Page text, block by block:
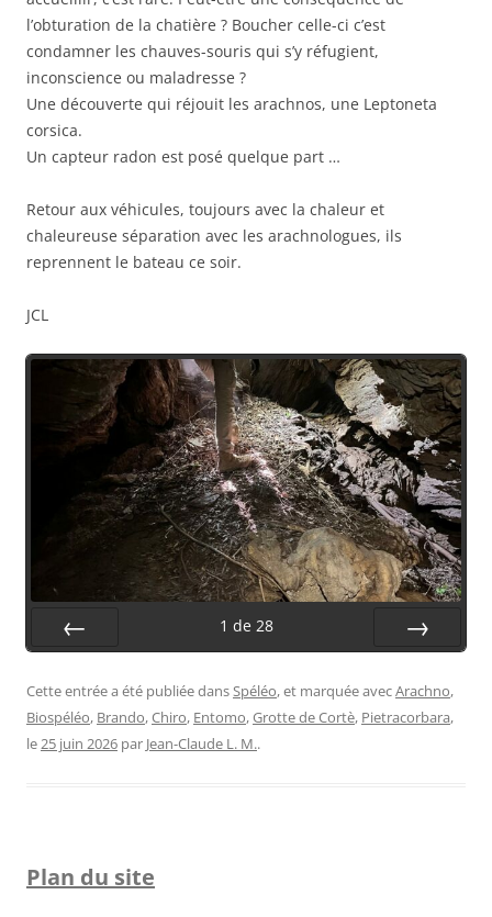
l’obturation de la chatière ? Boucher celle-ci c’est
condamner les chauves-souris qui s’y réfugient,
inconscience ou maladresse ?
Une découverte qui réjouit les arachnos, une Leptoneta
corsica.
Un capteur radon est posé quelque part …
Retour aux véhicules, toujours avec la chaleur et
chaleureuse séparation avec les arachnologues, ils
reprennent le bateau ce soir.
JCL
1 de 28
Cette entrée a été publiée dans Spéléo, et marquée avecArachno,
Biospéléo, Brando,Chiro, Entomo,Grotte de Cortè, Pietracorbara,
le 25 juin 2026 par Jean-Claude L. M..
Plan du site